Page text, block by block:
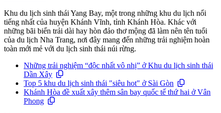
Khu du lịch sinh thái Yang Bay, một trong những khu du lịch nổi
tiếng nhất của huyện Khánh Vĩnh, tỉnh Khánh Hòa. Khác với
những bãi biển trải dài hay hòn đảo thơ mộng đã làm nên tên tuổi
của du lịch Nha Trang, nơi đây mang đến những trải nghiệm hoàn
toàn mới mẻ với du lịch sinh thái núi rừng.
Những trải nghiệm “độc nhất vô nhị” ở Khu du lịch sinh thái
Dần Xây
Top 5 khu du lịch sinh thái "siêu hot" ở Sài Gòn
Khánh Hòa đề xuất xây thêm sân bay quốc tế thứ hai ở Vân
Phong